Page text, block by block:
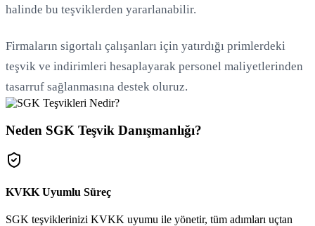
halinde bu teşviklerden yararlanabilir.
Firmaların sigortalı çalışanları için yatırdığı primlerdeki
teşvik ve indirimleri hesaplayarak personel maliyetlerinden
tasarruf sağlanmasına destek oluruz.
Neden SGK Teşvik Danışmanlığı?
KVKK Uyumlu Süreç
SGK teşviklerinizi KVKK uyumu ile yönetir, tüm adımları uçtan